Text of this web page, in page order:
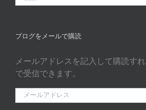
リ
索
ブログをメールで購読
メールアドレスを記入して購読す
で受信できます。
ー